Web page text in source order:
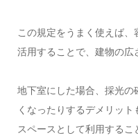
この規定をうまく使えば
活用することで、建物の広
地下室にした場合、採光
くなったりするデメリッ
スペースとして利用する